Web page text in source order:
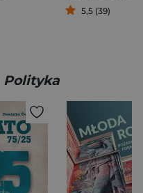
5,5 (39)
Polityka